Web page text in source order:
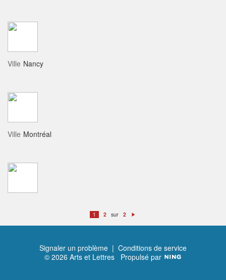
Ville Nancy
Ville Montréal
1 2 sur 2
ui
t
Signaler un problème | Conditions de service
© 2026 Arts et Lettres Propulsé par